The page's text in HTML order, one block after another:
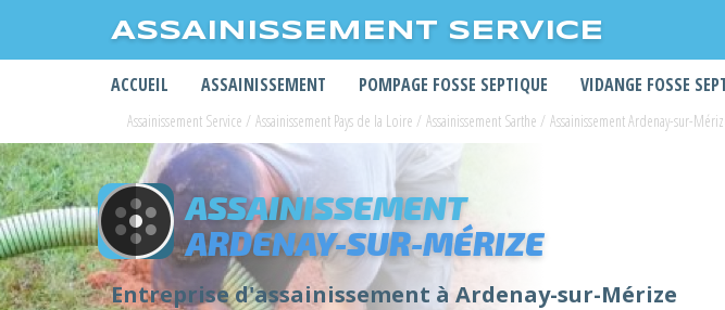
ASSAINISSEMENT SERVICE
ACCUEIL ASSAINISSEMENT POMPAGE FOSSE SEPTIQUE VIDANGE FOSSE
Assainissement Service / Assainissement Pays de la Loire / Assainissement Sarthe / Assainissement Ardenay-sur-
ASSAINISSEMENT
ARDENAY-SUR-MÉRIZE
Entreprise d'assainissement à Ardenay-sur-Mérize